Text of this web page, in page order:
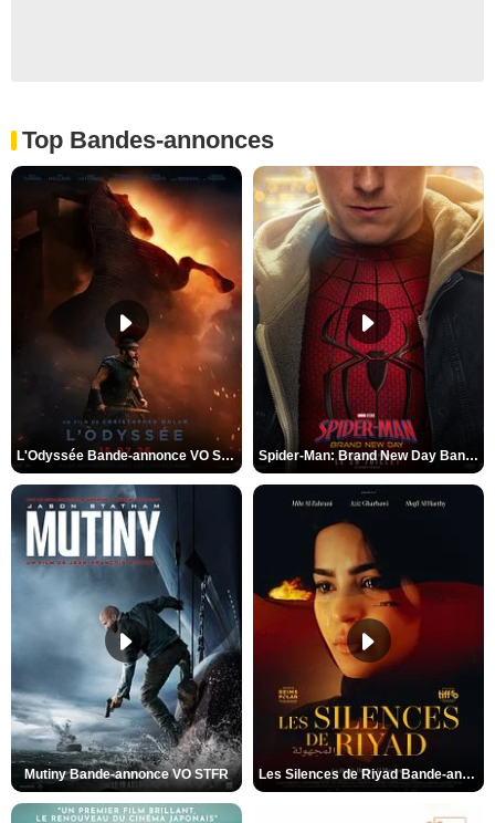
Top Bandes-annonces
L'Odyssée Bande-annonce VO STFR Spider-Man: Brand New Day Bande-annonce VO STFR
Mutiny Bande-annonce VO STFR Les Silences de Riyad Bande-annonce VO STFR